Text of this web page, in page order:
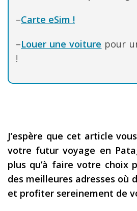
–Carte eSim !
–Louer une voiture pour
!
J’espère que cet article
votre futur voyage en
plus qu’à faire votre choix
des meilleures adresses où
et profiter sereinement de